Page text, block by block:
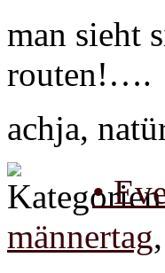
man sieht
routen!….
achja,
•
männertag,